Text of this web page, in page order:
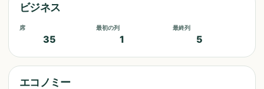
ビジネス
席
35
最初の列
1
最終列
5
エコノミー